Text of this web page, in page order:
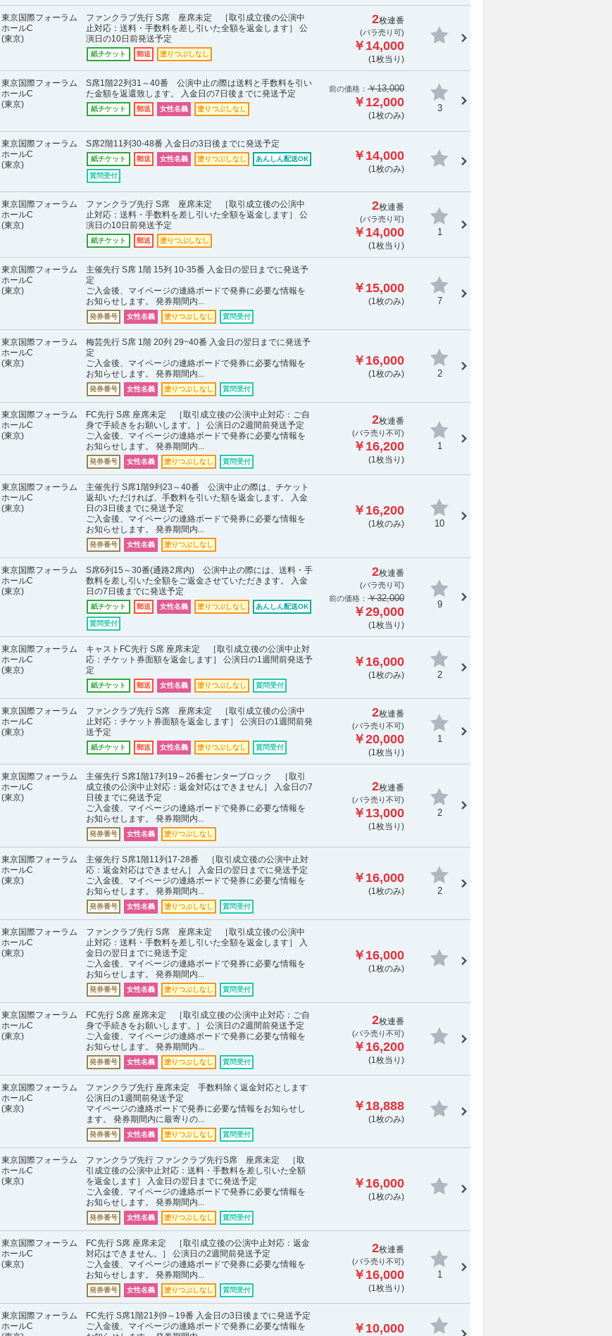
東京国際フォーラム
ホールC
(東京)
ファンクラブ先行 S席 座席未定 ［取引成立後の公演中
止対応：送料・手数料を差し引いた全額を返金します］ 公
演日の10日前発送予定
紙チケット 郵送 塗りつぶしなし
2枚連番
(バラ売り可)
￥14,000
(1枚当り)
東京国際フォーラム
ホールC
(東京)
S席1階22列31～40番 公演中止の際は送料と手数料を引い
た金額を返還致します。 入金日の7日後までに発送予定
紙チケット 郵送 女性名義 塗りつぶしなし
前の価格： ￥13,000
￥12,000
(1枚のみ)
3
東京国際フォーラム
ホールC
(東京)
S席2階11列30-48番 入金日の3日後までに発送予定
紙チケット 郵送 女性名義 塗りつぶしなし あんしん配送OK
質問受付
￥14,000
(1枚のみ)
東京国際フォーラム
ホールC
(東京)
ファンクラブ先行 S席 座席未定 ［取引成立後の公演中
止対応：送料・手数料を差し引いた全額を返金します］ 公
演日の10日前発送予定
紙チケット 郵送 塗りつぶしなし
2枚連番
(バラ売り可)
￥14,000
(1枚当り)
1
東京国際フォーラム
ホールC
(東京)
主催先行 S席 1階 15列 10-35番 入金日の翌日までに発送予
定
ご入金後、マイページの連絡ボードで発券に必要な情報を
お知らせします。 発券期間内...
発券番号 女性名義 塗りつぶしなし 質問受付
￥15,000
(1枚のみ) 7
東京国際フォーラム
ホールC
(東京)
梅芸先行 S席 1階 20列 29~40番 入金日の翌日までに発送予
定
ご入金後、マイページの連絡ボードで発券に必要な情報を
お知らせします。 発券期間内...
発券番号 女性名義 塗りつぶしなし 質問受付
￥16,000
(1枚のみ) 2
東京国際フォーラム
ホールC
(東京)
FC先行 S席 座席未定 ［取引成立後の公演中止対応：ご自
身で手続きをお願いします。］ 公演日の2週間前発送予定
ご入金後、マイページの連絡ボードで発券に必要な情報を
お知らせします。 発券期間内...
発券番号 女性名義 塗りつぶしなし 質問受付
2枚連番
(バラ売り不可)
￥16,200
(1枚当り)
1
東京国際フォーラム
ホールC
(東京)
主催先行 S席1階9列23～40番 公演中止の際は、チケット
返却いただければ、手数料を引いた額を返金します。 入金
日の3日後までに発送予定
ご入金後、マイページの連絡ボードで発券に必要な情報を
お知らせします。 発券期間内...
発券番号 女性名義 塗りつぶしなし
￥16,200
(1枚のみ) 10
東京国際フォーラム
ホールC
(東京)
S席6列15～30番(通路2席内) 公演中止の際には、送料・手
数料を差し引いた全額をご返金させていただきます。 入金
日の7日後までに発送予定
紙チケット 郵送 女性名義 塗りつぶしなし あんしん配送OK
質問受付
2枚連番
(バラ売り可)
前の価格： ￥32,000
￥29,000
(1枚当り)
9
東京国際フォーラム
ホールC
(東京)
キャストFC先行 S席 座席未定 ［取引成立後の公演中止対
応：チケット券面額を返金します］ 公演日の1週間前発送予
定
紙チケット 郵送 女性名義 塗りつぶしなし 質問受付
￥16,000
(1枚のみ) 2
東京国際フォーラム
ホールC
(東京)
ファンクラブ先行 S席 座席未定 ［取引成立後の公演中
止対応：チケット券面額を返金します］ 公演日の1週間前発
送予定
紙チケット 郵送 女性名義 塗りつぶしなし 質問受付
2枚連番
(バラ売り不可)
￥20,000
(1枚当り)
1
東京国際フォーラム
ホールC
(東京)
主催先行 S席1階17列19～26番センターブロック ［取引
成立後の公演中止対応：返金対応はできません］ 入金日の7
日後までに発送予定
ご入金後、マイページの連絡ボードで発券に必要な情報を
お知らせします。 発券期間内...
発券番号 女性名義 塗りつぶしなし
2枚連番
(バラ売り不可)
￥13,000
(1枚当り)
2
東京国際フォーラム
ホールC
(東京)
主催先行 S席1階11列17-28番 ［取引成立後の公演中止対
応：返金対応はできません］ 入金日の翌日までに発送予定
ご入金後、マイページの連絡ボードで発券に必要な情報を
お知らせします。 発券期間内...
発券番号 女性名義 塗りつぶしなし 質問受付
￥16,000
(1枚のみ) 2
東京国際フォーラム
ホールC
(東京)
ファンクラブ先行 S席 座席未定 ［取引成立後の公演中
止対応：送料・手数料を差し引いた全額を返金します］ 入
金日の翌日までに発送予定
ご入金後、マイページの連絡ボードで発券に必要な情報を
お知らせします。 発券期間内...
発券番号 女性名義 塗りつぶしなし 質問受付
￥16,000
(1枚のみ)
東京国際フォーラム
ホールC
(東京)
FC先行 S席 座席未定 ［取引成立後の公演中止対応：ご自
身で手続きをお願いします。］ 公演日の2週間前発送予定
ご入金後、マイページの連絡ボードで発券に必要な情報を
お知らせします。 発券期間内...
発券番号 女性名義 塗りつぶしなし 質問受付
2枚連番
(バラ売り不可)
￥16,200
(1枚当り)
東京国際フォーラム
ホールC
(東京)
ファンクラブ先行 座席未定 手数料除く返金対応とします
公演日の1週間前発送予定
マイページの連絡ボードで発券に必要な情報をお知らせし
ます。 発券期間内に最寄りの...
発券番号 女性名義 塗りつぶしなし 質問受付
￥18,888
(1枚のみ)
東京国際フォーラム
ホールC
(東京)
ファンクラブ先行 ファンクラブ先行S席 座席未定 ［取
引成立後の公演中止対応：送料・手数料を差し引いた全額
を返金します］ 入金日の翌日までに発送予定
ご入金後、マイページの連絡ボードで発券に必要な情報を
お知らせします。 発券期間内...
発券番号 女性名義 塗りつぶしなし 質問受付
￥16,000
(1枚のみ)
東京国際フォーラム
ホールC
(東京)
FC先行 S席 座席未定 ［取引成立後の公演中止対応：返金
対応はできません。］ 公演日の2週間前発送予定
ご入金後、マイページの連絡ボードで発券に必要な情報を
お知らせします。 発券期間内...
発券番号 女性名義 塗りつぶしなし 質問受付
2枚連番
(バラ売り不可)
￥16,000
(1枚当り)
1
東京国際フォーラム
ホールC
FC先行 S席1階21列9～19番 入金日の3日後までに発送予定
ご入金後、マイページの連絡ボードで発券に必要な情報を
￥10,000